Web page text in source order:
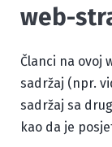
web-
Članci na ovoj
sadržaj (npr.
sadržaj sa
kao da je